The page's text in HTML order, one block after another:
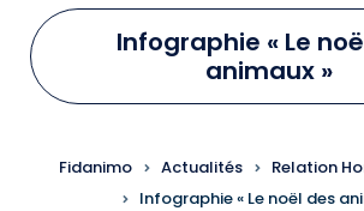
Infographie « Le
animaux »
FIL
Fidanimo Actualités
Relation
Infographie « Le noël des